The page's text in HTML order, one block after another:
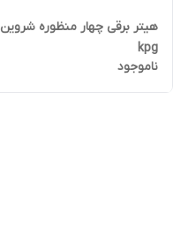
هیتر برقی چهار منظوره شروین
kpg
ناموجود